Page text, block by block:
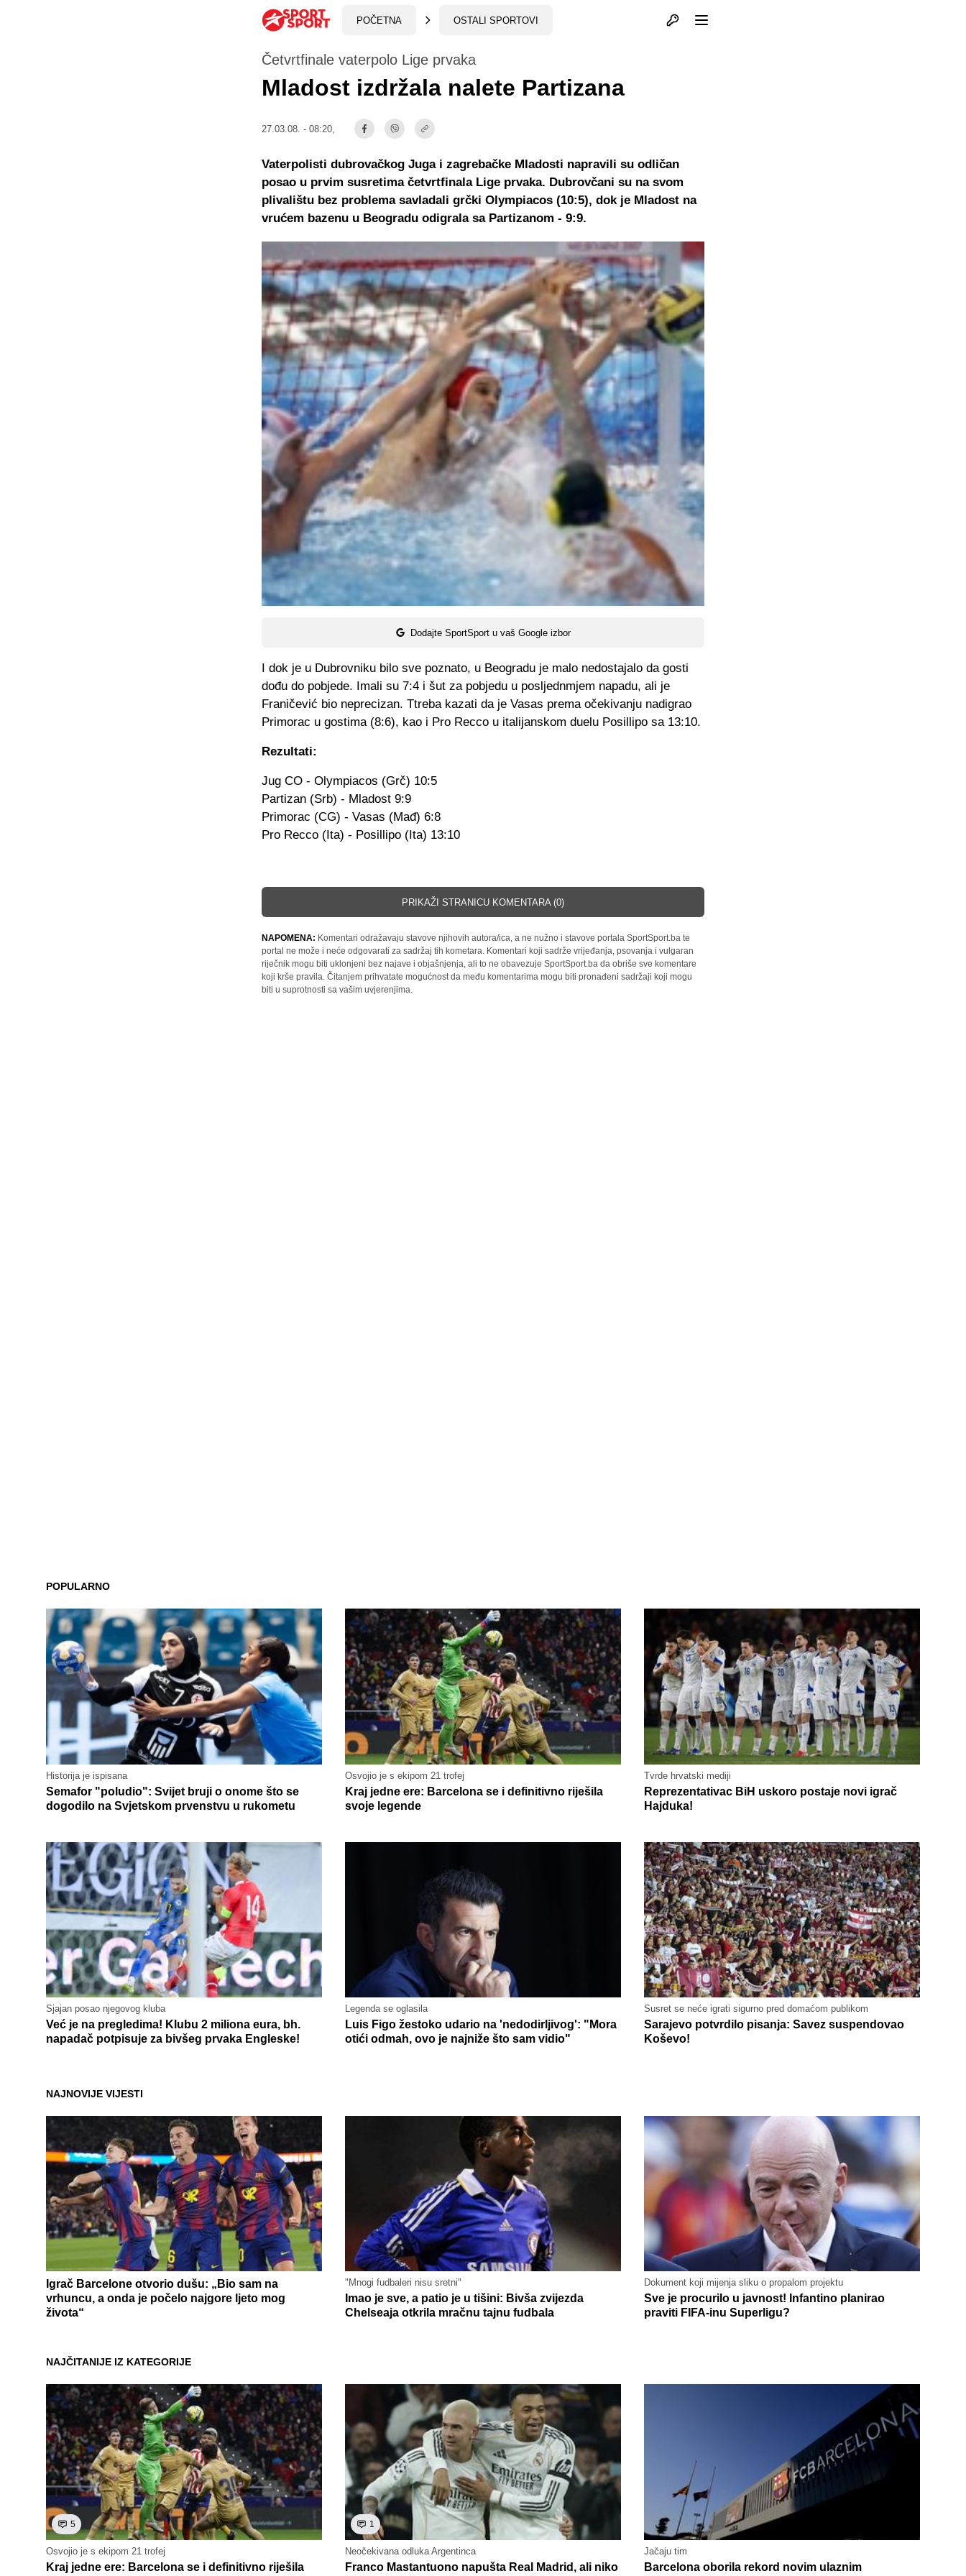
POČETNA OSTALI SPORTOVI Otvori profil
Četvrtfinale vaterpolo Lige prvaka
Mladost izdržala nalete Partizana
27.03.08. - 08:20,
Dodajte SportSport u vaš Google izbor
Vaterpolisti dubrovačkog Juga i zagrebačke Mladosti napravili su odličan
posao u prvim susretima četvrtfinala Lige prvaka. Dubrovčani su na svom
plivalištu bez problema savladali grčki Olympiacos (10:5), dok je Mladost na
vrućem bazenu u Beogradu odigrala sa Partizanom - 9:9.
I dok je u Dubrovniku bilo sve poznato, u Beogradu je malo nedostajalo da gosti
dođu do pobjede. Imali su 7:4 i šut za pobjedu u posljednmjem napadu, ali je
Franičević bio neprecizan. Ttreba kazati da je Vasas prema očekivanju nadigrao
Primorac u gostima (8:6), kao i Pro Recco u italijanskom duelu Posillipo sa 13:10.
Rezultati:
Jug CO - Olympiacos (Grč) 10:5
Partizan (Srb) - Mladost 9:9
Primorac (CG) - Vasas (Mađ) 6:8
Pro Recco (Ita) - Posillipo (Ita) 13:10
PRIKAŽI STRANICU KOMENTARA (0)
NAPOMENA: Komentari odražavaju stavove njihovih autora/ica, a ne nužno i stavove portala SportSport.ba te
portal ne može i neće odgovarati za sadržaj tih kometara. Komentari koji sadrže vrijeđanja, psovanja i vulgaran
riječnik mogu biti uklonjeni bez najave i objašnjenja, ali to ne obavezuje SportSport.ba da obriše sve komentare
koji krše pravila. Čitanjem prihvatate mogućnost da među komentarima mogu biti pronađeni sadržaji koji mogu
biti u suprotnosti sa vašim uvjerenjima.
POPULARNO
Historija je ispisana
Semafor "poludio": Svijet bruji o onome što se
dogodilo na Svjetskom prvenstvu u rukometu
Osvojio je s ekipom 21 trofej
Kraj jedne ere: Barcelona se i definitivno riješila
svoje legende
Tvrde hrvatski mediji
Reprezentativac BiH uskoro postaje novi igrač
Hajduka!
Sjajan posao njegovog kluba
Već je na pregledima! Klubu 2 miliona eura, bh.
napadač potpisuje za bivšeg prvaka Engleske!
Legenda se oglasila
Luis Figo žestoko udario na 'nedodirljivog': "Mora
otići odmah, ovo je najniže što sam vidio"
Susret se neće igrati sigurno pred domaćom publikom
Sarajevo potvrdilo pisanja: Savez suspendovao
Koševo!
NAJNOVIJE VIJESTI
Igrač Barcelone otvorio dušu: „Bio sam na
vrhuncu, a onda je počelo najgore ljeto mog
života“
"Mnogi fudbaleri nisu sretni"
Imao je sve, a patio je u tišini: Bivša zvijezda
Chelseaja otkrila mračnu tajnu fudbala
Dokument koji mijenja sliku o propalom projektu
Sve je procurilo u javnost! Infantino planirao
praviti FIFA-inu Superligu?
NAJČITANIJE IZ KATEGORIJE
5
Osvojio je s ekipom 21 trofej
Kraj jedne ere: Barcelona se i definitivno riješila
1
Neočekivana odluka Argentinca
Franco Mastantuono napušta Real Madrid, ali niko
Jačaju tim
Barcelona oborila rekord novim ulaznim